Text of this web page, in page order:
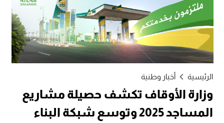
الرئيسية أخبار وطنية
وزارة الأوقاف تكشف حصيلة مشاريع
المساجد 2025 وتوسع شبكة البناء